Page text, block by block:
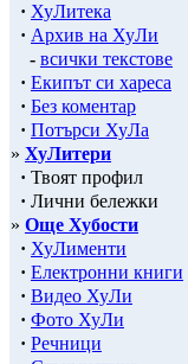
· ХуЛитека
· Архив на ХуЛи
- всички текстове
· Екипът си хареса
· Без коментар
· Потърси ХуЛа
» ХуЛитери
· Твоят профил
· Лични бележки
» Още Хубости
· ХуЛименти
· Електронни книги
· Видео ХуЛи
· Фото ХуЛи
· Речници